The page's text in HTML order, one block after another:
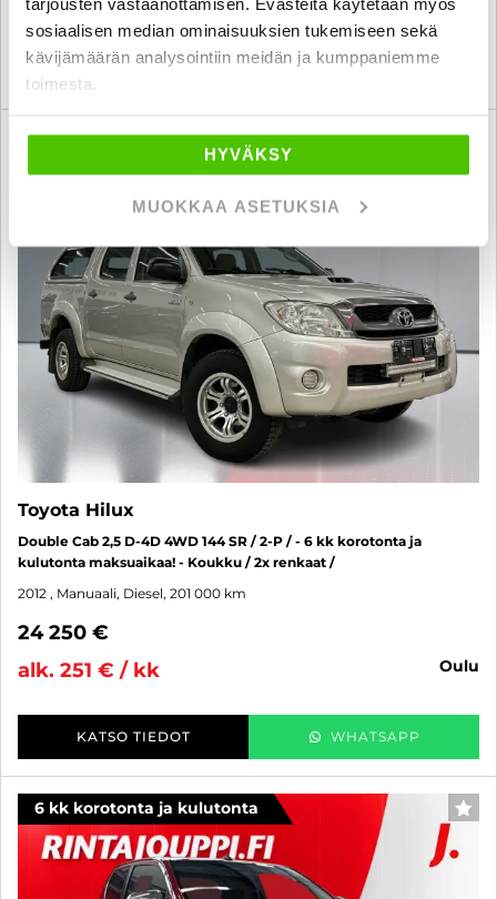
sosiaalisen median ominaisuuksien tukemiseen sekä
kävijämäärän analysointiin meidän ja kumppaniemme
toimesta.
HYVÄKSY
MUOKKAA ASETUKSIA
KATSO TIEDOT WHATSAPP
6 kk korotonta ja kulutonta
Toyota Hilux
Double Cab 2,5 D-4D 4WD 144 SR / 2-P / - 6 kk korotonta ja
kulutonta maksuaikaa! - Koukku / 2x renkaat /
2012 , Manuaali, Diesel, 201 000 km
24 250 €
alk. 251 € / kk
oulu
KATSO TIEDOT WHATSAPP
6 kk korotonta ja kulutonta